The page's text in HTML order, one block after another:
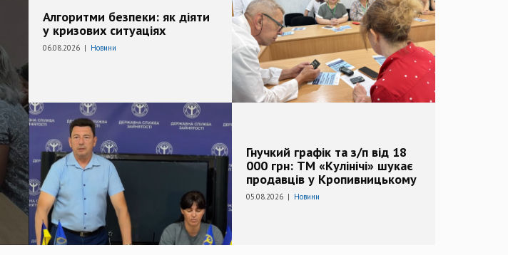
Алгоритми безпеки: як діяти
у кризових ситуаціях
06.08.2026 | Новини
Гнучкий графік та з/п від 18
000 грн: ТМ «Кулінічі» шукає
продавців у Кропивницькому
05.08.2026 | Новини